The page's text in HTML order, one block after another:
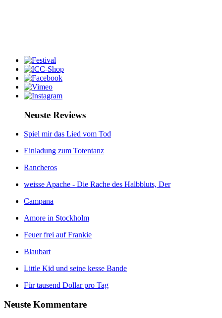
Neuste Reviews
Spiel mir das Lied vom Tod
Einladung zum Totentanz
Rancheros
weisse Apache - Die Rache des Halbbluts, Der
Campana
Amore in Stockholm
Feuer frei auf Frankie
Blaubart
Little Kid und seine kesse Bande
Für tausend Dollar pro Tag
Neuste Kommentare